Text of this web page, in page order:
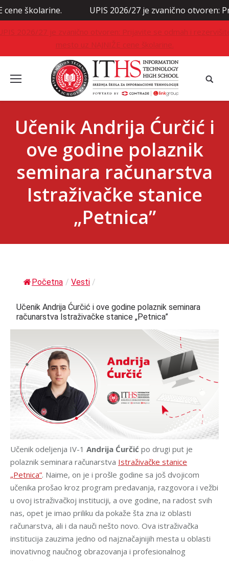
UPIS 2026/27 je zvanično otvoren: Prijavite
2026/27 je zvanično otvoren: Prijavite se odmah i
mesto uz NAJNIŽE cene školarine.
Učenik Andrija Ćurčić i
ove godine polaznik
seminara računarstva
Istraživačke stanice
„Petnica”
Početna / Vesti /
Učenik Andrija Ćurčić i ove godine polaznik seminara
računarstva Istraživačke stanice „Petnica”
Učenik odeljenja IV-1 Andrija Ćurčić po drugi put je
polaznik seminara računarstva Istraživačke stanice
„Petnica”. Naime, on je i prošle godine sa još dvojicom
učenika prošao kroz program predavanja, razgovora i vežbi
u ovoj istraživačkoj instituciji, a ove godine, na radost svih
nas, opet je imao priliku da pokaže šta zna iz oblasti
računarstva, ali i da nauči nešto novo. Ova istraživačka
institucija zauzima jedno od najznačajnijih mesta u oblasti
inovativnog naučnog obrazovanja i profesionalnog